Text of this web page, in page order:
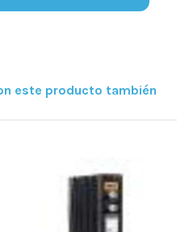
este producto también